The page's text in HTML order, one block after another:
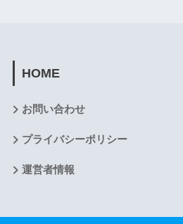
HOME
お問い合わせ
プライバシーポリシー
運営者情報